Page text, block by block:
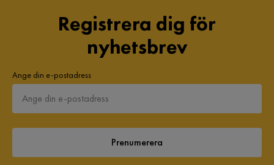
Registrera dig för
nyhetsbrev
Ange din e-postadress
Prenumerera